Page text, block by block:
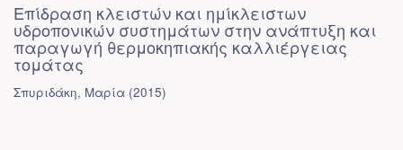
Επίδραση κλειστών και ημίκλειστων
υδροπονικών συστημάτων στην ανάπτυξη και
παραγωγή θερμοκηπιακής καλλιέργειας
τομάτας
Σπυριδάκη, Μαρία (2015)